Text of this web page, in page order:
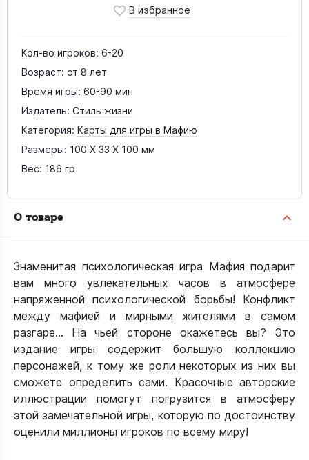
Кол-во игроков: 6-20
Возраст: от 8 лет
Время игры: 60-90 мин
Издатель: Стиль жизни
Категория: Карты для игры в Мафию
Размеры: 100 X 33 X 100 мм
Вес: 186 гр
О товаре
Знаменитая психологическая игра Мафия подарит
вам много увлекательных часов в атмосфере
напряженной психологической борьбы! Конфликт
между мафией и мирными жителями в самом
разгаре... На чьей стороне окажетесь вы? Это
издание игры содержит большую коллекцию
персонажей, к тому же роли некоторых из них вы
сможете определить сами. Красочные авторские
иллюстрации помогут погрузится в атмосферу
этой замечательной игры, которую по достоинству
оценили миллионы игроков по всему миру!